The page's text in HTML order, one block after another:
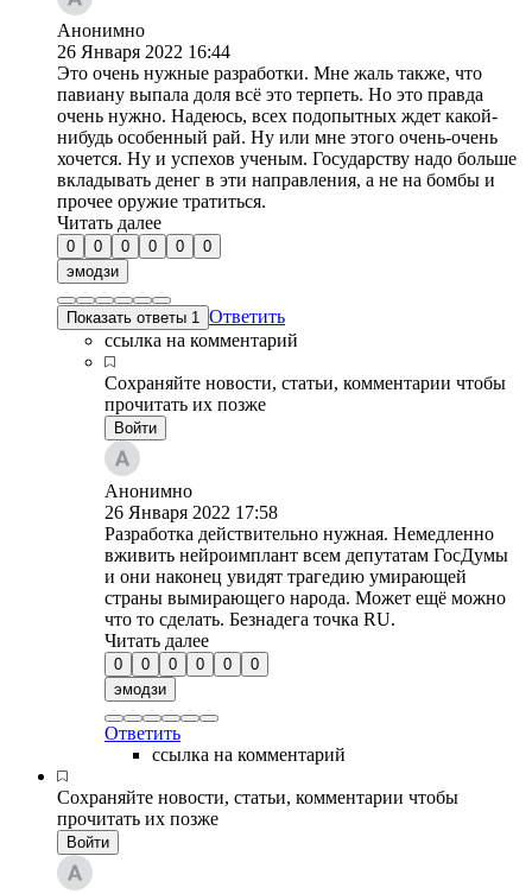
Анонимно
26 Января 2022 16:44
Это очень нужные разработки. Мне жаль также, что
павиану выпала доля всё это терпеть. Но это правда
очень нужно. Надеюсь, всех подопытных ждет какой-
нибудь особенный рай. Ну или мне этого очень-очень
хочется. Ну и успехов ученым. Государству надо больше
вкладывать денег в эти направления, а не на бомбы и
прочее оружие тратиться.
Читать далее
0 0 0 0 0
0
эмодзи
Показать ответы 1 Ответить
ссылка на комментарий
Сохраняйте новости, статьи, комментарии чтобы
прочитать их позже
Войти
Анонимно
26 Января 2022 17:58
Разработка действительно нужная. Немедленно
вживить нейроимплант всем депутатам ГосДумы
и они наконец увидят трагедию умирающей
страны вымирающего народа. Может ещё можно
что то сделать. Безнадега точка RU.
Читать далее
0 0 0 0 0
0
эмодзи
Ответить
ссылка на комментарий
Сохраняйте новости, статьи, комментарии чтобы
прочитать их позже
Войти